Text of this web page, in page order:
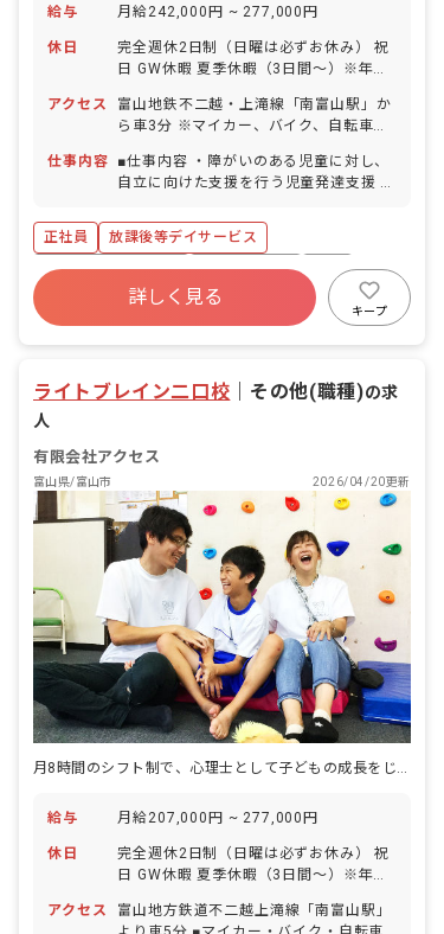
給与 月給242,000円 ~ 277,000円
休日
完全週休2日制（日曜は必ずお休み） 祝
日 GW休暇 夏季休暇（3日間～）※年度
年度により変更 有給休暇（半休取得可能
／取得率100％／5日以上の連休相談
OK） 慶弔休暇 産前産後・育児休暇（取
得率100％・復帰率100％） ※年間休日
アクセス
富山地鉄不二越・上滝線「南富山駅」か
ら車3分 ※マイカー、バイク、自転車通
・静かな住宅街の中にあり、お散歩に行
ける距離に公園もあります。また、徒歩
ピングモールがあります。
仕事内容
■仕事内容 ・障がいのある児童に対し、
自立に向けた支援を行う児童発達支援 ■
・施設内でのクッキング ・お絵描きや工
作 ・実験 ■職員構成 従業員数 35名 男
女比 女性80％：男性20％ 中途採用
全体の45% 新卒採用 全体の10％ アル
バイト・パート 全体の45% 社員の既婚
正社員
放課後等デイサービス
ボーナス・賞与あり
社会保険完備
有給
福利厚生充実
退職金制度
残業少なめ
詳しく見る
キープ
ライトブレイン二口校 その他(職種)の求
人
有限会社アクセス
富山県/富山市 2026/04/20更新
月8時間のシフト制で、心理士として子どもの成長をじっくり見守れる。
給与 月給207,000円 ~ 277,000円
休日
完全週休2日制（日曜は必ずお休み） 祝
日 GW休暇 夏季休暇（3日間～）※年度
年度により変更 有給休暇（半休取得可能
アクセス
富山地方鉄道不二越上滝線「南富山駅」